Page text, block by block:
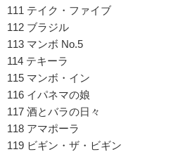
111 テイク・ファイブ
112 ブラジル
113 マンボ No.5
114 テキーラ
115 マンボ・イン
116 イパネマの娘
117 酒とバラの日々
118 アマポーラ
119 ビギン・ザ・ビギン